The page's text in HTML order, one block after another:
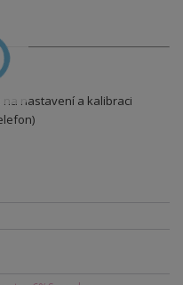
na nastavení a kalibraci